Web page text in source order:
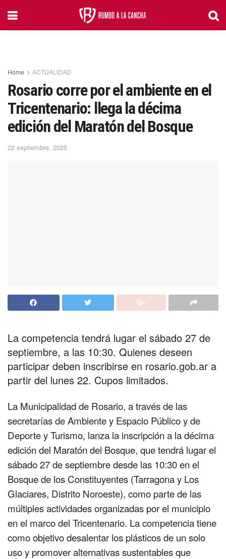
Home ACTUALIDAD
Rosario corre por el ambiente en el
Tricentenario: llega la décima
edición del Maratón del Bosque
22 septiembre, 2025
La competencia tendrá lugar el sábado 27 de
septiembre, a las 10:30. Quienes deseen
participar deben inscribirse en rosario.gob.ar a
partir del lunes 22. Cupos limitados.
La Municipalidad de Rosario, a través de las
secretarías de Ambiente y Espacio Público y de
Deporte y Turismo, lanza la inscripción a la décima
edición del Maratón del Bosque, que tendrá lugar el
sábado 27 de septiembre desde las 10:30 en el
Bosque de los Constituyentes (Tarragona y Los
Glaciares, Distrito Noroeste), como parte de las
múltiples actividades organizadas por el municipio
en el marco del Tricentenario. La competencia tiene
como objetivo desalentar los plásticos de un solo
uso y promover alternativas sustentables que